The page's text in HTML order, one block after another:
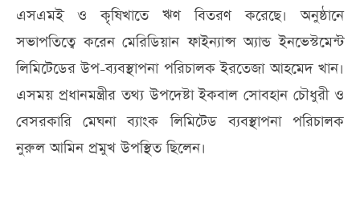
এসএমই ও কৃষিখাতে ঋণ বিতরণ করেছে। অনুষ্ঠানে
সভাপতিত্বে করেন মেরিডিয়ান ফাইন্যান্স অ্যান্ড ইনভেস্টমেন্ট
লিমিটেডের উপ-ব্যবস্থাপনা পরিচালক ইরতেজা আহমেদ খান।
এসময় প্রধানমন্ত্রীর তথ্য উপদেষ্টা ইকবাল সোবহান চৌধুরী ও
বেসরকারি মেঘনা ব্যাংক লিমিটেড ব্যবস্থাপনা পরিচালক
নুরুল আমিন প্রমুখ উপস্থিত ছিলেন।